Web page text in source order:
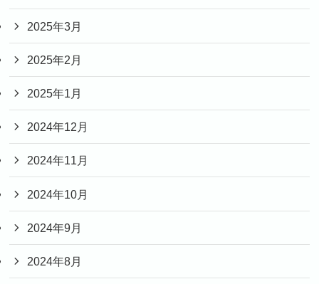
2025年3月
2025年2月
2025年1月
2024年12月
2024年11月
2024年10月
2024年9月
2024年8月